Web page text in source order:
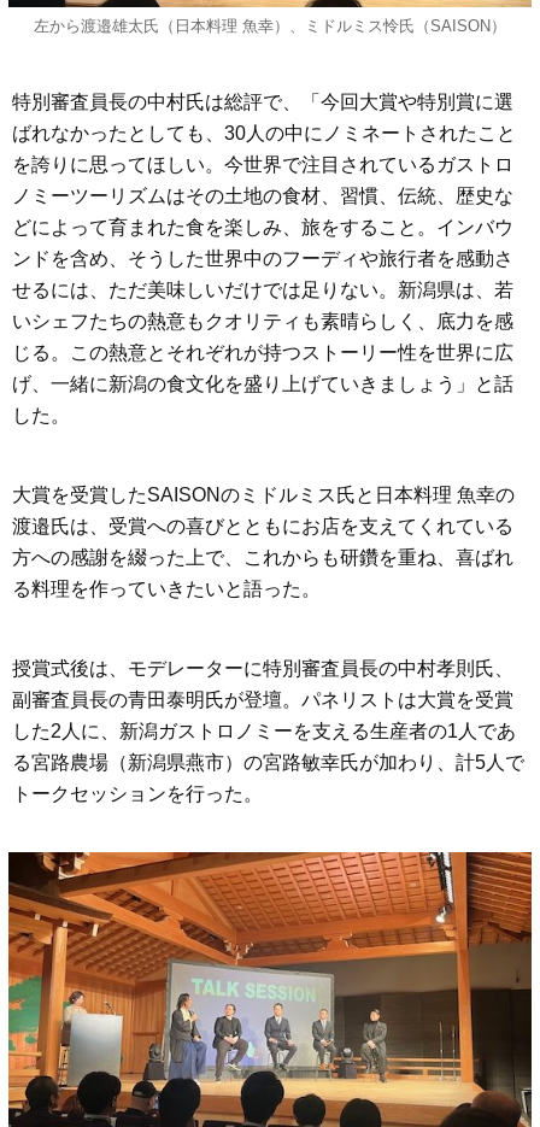
左から渡邉雄太氏（日本料理 魚幸）、ミドルミス怜氏（SAISON）
特別審査員長の中村氏は総評で、「今回大賞や特別賞に選
ばれなかったとしても、30人の中にノミネートされたこと
を誇りに思ってほしい。今世界で注目されているガストロ
ノミーツーリズムはその土地の食材、習慣、伝統、歴史な
どによって育まれた食を楽しみ、旅をすること。インバウ
ンドを含め、そうした世界中のフーディや旅行者を感動さ
せるには、ただ美味しいだけでは足りない。新潟県は、若
いシェフたちの熱意もクオリティも素晴らしく、底力を感
じる。この熱意とそれぞれが持つストーリー性を世界に広
げ、一緒に新潟の食文化を盛り上げていきましょう」と話
した。
大賞を受賞したSAISONのミドルミス氏と日本料理 魚幸の
渡邉氏は、受賞への喜びとともにお店を支えてくれている
方への感謝を綴った上で、これからも研鑽を重ね、喜ばれ
る料理を作っていきたいと語った。
授賞式後は、モデレーターに特別審査員長の中村孝則氏、
副審査員長の青田泰明氏が登壇。パネリストは大賞を受賞
した2人に、新潟ガストロノミーを支える生産者の1人であ
る宮路農場（新潟県燕市）の宮路敏幸氏が加わり、計5人で
トークセッションを行った。